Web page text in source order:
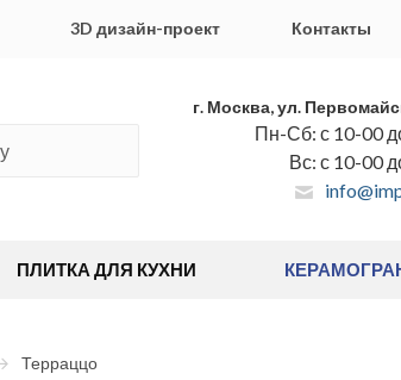
3D дизайн-проект Контакты
г. Москва, ул.
Пн-Сб: с 10-00
Вс: с 10-00
ПЛИТКА ДЛЯ КУХНИ
Терраццо